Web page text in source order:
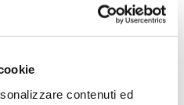
contenuti ed